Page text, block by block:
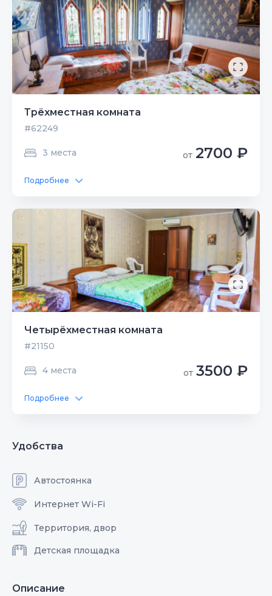
Трёхместная комната
#62249
3 места от 2700 ₽
Подробнее
Четырёхместная комната
#21150
4 места от 3500 ₽
Подробнее
Удобства
Автостоянка
Интернет Wi-Fi
Территория, двор
Детская площадка
Описание